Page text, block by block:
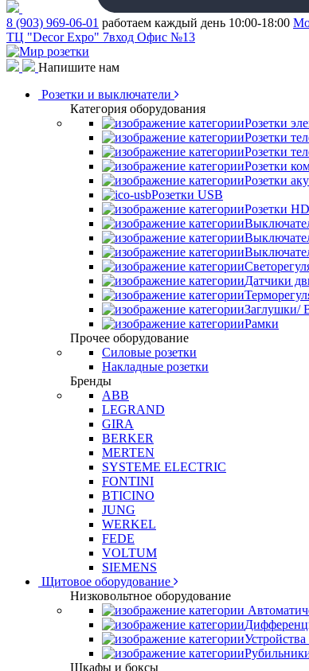
8 (903) 969-06-01 работаем каждый день 10:00-18:00
ТЦ "Decor Expo" 7вход Офис №13
Напишите нам
Розетки и выключатели
Категория оборудования
Розетки
Розетки
Розетки
Розетки
Розетки
Розетки USB
Розетки
Датчики
Заглушки/
Рамки
Прочее оборудование
Силовые розетки
Накладные розетки
Бренды
ABB
LEGRAND
GIRA
BERKER
MERTEN
SYSTEME ELECTRIC
FONTINI
BTICINO
JUNG
WERKEL
FEDE
VOLTUM
SIEMENS
Щитовое оборудование
Низковольтное оборудование
Шкафы и боксы